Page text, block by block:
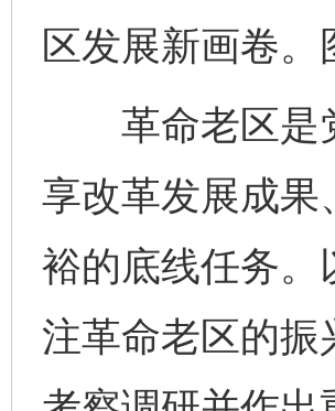
区发展新画卷
革命老区是党
享改革发展成果
裕的底线任务。
注革命老区的